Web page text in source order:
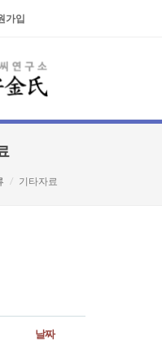
가입
기타자료
날짜